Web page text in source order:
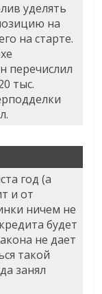
уделять
на
на старте.
перечислил
тыс.
год (а
и от
ничем не
будет
не дает
такой
занял